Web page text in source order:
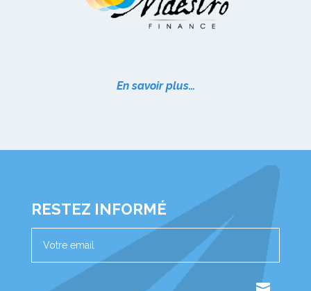
En savoir plus…
RESTEZ INFORMÉ